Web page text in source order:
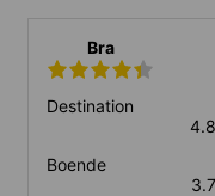
Bra
Destination
4.8
Boende
3.7